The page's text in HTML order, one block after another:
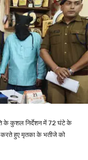
के कुशल निर्देशन में 72 घंटे के
करते हुए मृतका के भतीजे को